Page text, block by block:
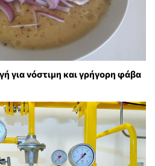
για νόστιμη και γρήγορη φάβα